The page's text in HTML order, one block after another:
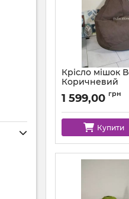
Крісло мішок
Коричневий
Артикул: km-polo-5-l
1 599,00 грн
Купити